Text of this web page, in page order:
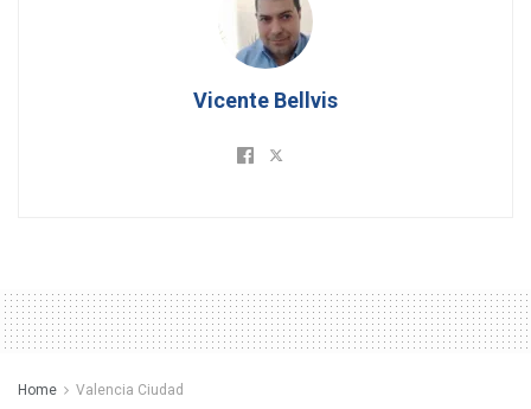
Vicente Bellvis
Home Valencia Ciudad